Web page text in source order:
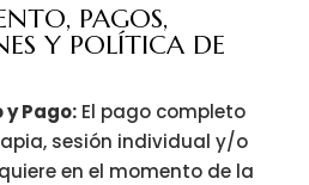
PAGOS,
Y POLÍTICA DE
y Pago:El pago completo
sesión individual y/o
en el momento de la